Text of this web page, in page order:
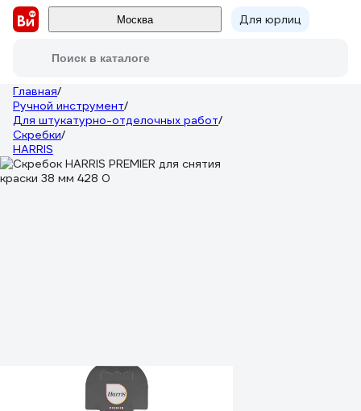
Москва Для юрлиц
Поиск в каталоге
Главная/
Ручной инструмент/
Для штукатурно-отделочных работ/
Скребки/
HARRIS